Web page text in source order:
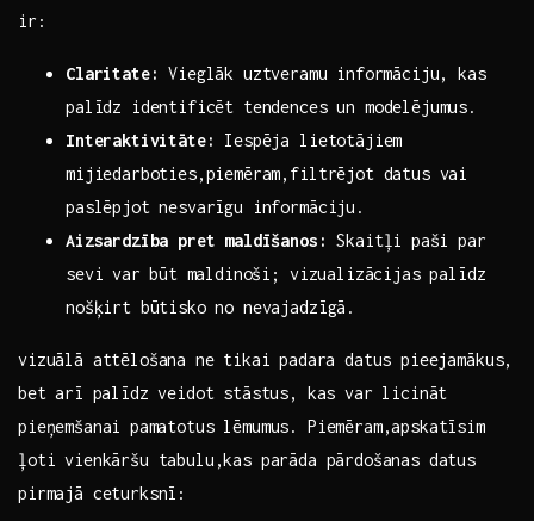
ir:
Claritate: Vieglāk uztveramu ⁣informāciju, ⁤kas⁤
palīdz identificēt tendences un modelējumus.
Interaktivitāte:
Iespēja lietotājiem
mijiedarboties,piemēram,filtrējot datus vai
paslēpjot‍ nesvarīgu informāciju.
Aizsardzība pret maldīšanos: Skaitļi⁣ paši par
sevi var ⁢būt ⁢maldinoši; vizualizācijas palīdz
nošķirt būtisko no nevajadzīgā.
vizuālā​ attēlošana⁢ ne⁣ tikai padara datus ‌pieejamākus,
bet arī ⁤palīdz veidot⁣ stāstus, kas var licināt
pieņemšanai⁤ pamatotus lēmumus. Piemēram,apskatīsim
ļoti vienkāršu tabulu,kas⁣ parāda​ pārdošanas datus⁢
pirmajā ‍ceturksnī: